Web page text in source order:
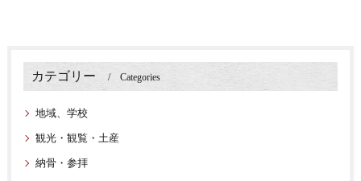
カテゴリー Categories
地域、学校
観光・観覧・土産
納骨・参拝